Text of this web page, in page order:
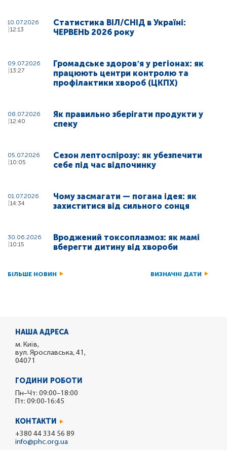
10.07.2026
12:13
Статистика ВІЛ/СНІД в Україні:
ЧЕРВЕНЬ 2026 року
09.07.2026
13:27
Громадське здоровʼя у регіонах: як
працюють центри контролю та
профілактики хвороб (ЦКПХ)
08.07.2026
12:40
Як правильно зберігати продукти у
спеку
05.07.2026
10:05
Сезон лептоспірозу: як убезпечити
себе під час відпочинку
01.07.2026
14:34
Чому засмагати — погана ідея: як
захиститися від сильного сонця
30.06.2026
10:15
Вроджений токсоплазмоз: як мамі
вберегти дитину від хвороби
БІЛЬШЕ НОВИН ВИЗНАЧНІ ДАТИ
НАША АДРЕСА
м. Київ,
вул. Ярославська, 41,
04071
ГОДИНИ РОБОТИ
Пн–Чт: 09:00–18:00
Пт: 09:00-16:45
КОНТАКТИ
+380 44 334 56 89
info@phc.org.ua